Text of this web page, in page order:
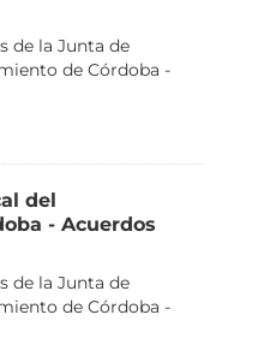
de la Junta de
de Córdoba -
del
- Acuerdos
de la Junta de
de Córdoba -